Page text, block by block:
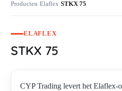
Producten›Elaflex›STKX 75
ELAFLEX
STKX 75
CYP Trading levert het Elaflex-